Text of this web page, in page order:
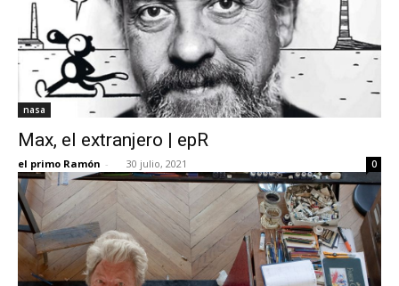
nasa
Max, el extranjero | epR
el primo Ramón - 30 julio, 2021 0